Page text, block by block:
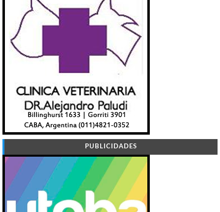
PUBLICIDADES